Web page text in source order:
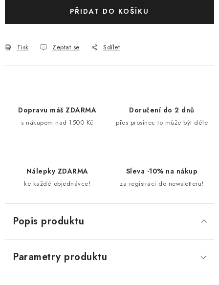
PŘIDAT DO KOŠÍKU
Tisk Zeptat se Sdílet
Dopravu máš ZDARMA
s nákupem nad 1500 Kč
Doručení do 2 dnů
přes prosinec to může být déle
Nálepky ZDARMA
ke každé objednávce!
Sleva -10% na nákup
za registraci do newsletteru!
Popis produktu
Parametry produktu